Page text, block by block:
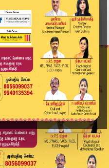
| Aadhav Arjuna ...